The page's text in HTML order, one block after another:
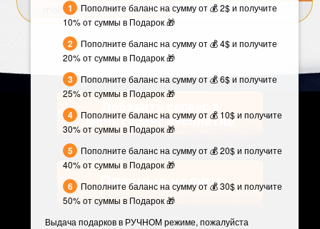
ss
molotov_killfeed
0
мониторинг бесплатно
Платные услуги
Пополните баланс на сумму от 💰 2$ и получите
10% от суммы в Подарок 🎁
Пополните баланс на сумму от 💰 4$ и получите
20% от суммы в Подарок 🎁
Пополните баланс на сумму от 💰 6$ и получите
25% от суммы в Подарок 🎁
Пополните баланс на сумму от 💰 10$ и получите
30% от суммы в Подарок 🎁
Пополните баланс на сумму от 💰 20$ и получите
40% от суммы в Подарок 🎁
Пополните баланс на сумму от 💰 30$ и получите
50% от суммы в Подарок 🎁
Выдача подарков в РУЧНОМ режиме, пожалуйста